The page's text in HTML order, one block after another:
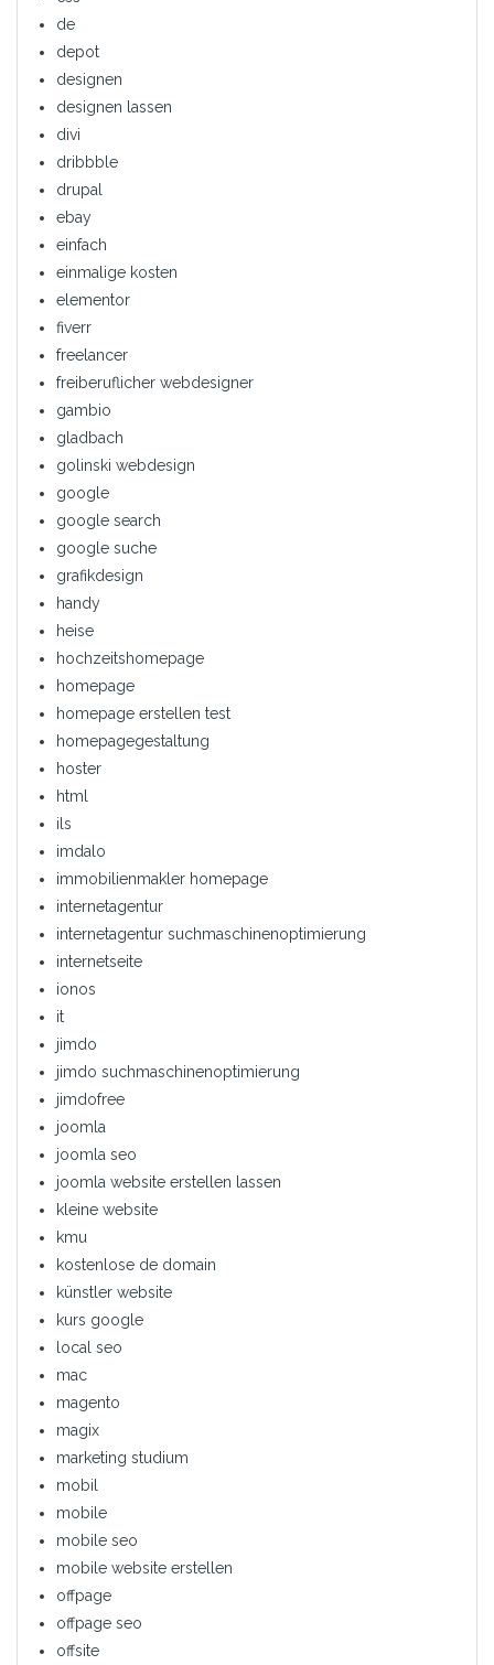
de
depot
designen
designen lassen
divi
dribbble
drupal
ebay
einfach
einmalige kosten
elementor
fiverr
freelancer
freiberuflicher webdesigner
gambio
gladbach
golinski webdesign
google
google search
google suche
grafikdesign
handy
heise
hochzeitshomepage
homepage
homepage erstellen test
homepagegestaltung
hoster
html
ils
imdalo
immobilienmakler homepage
internetagentur
internetagentur suchmaschinenoptimierung
internetseite
ionos
it
jimdo
jimdo suchmaschinenoptimierung
jimdofree
joomla
joomla seo
joomla website erstellen lassen
kleine website
kmu
kostenlose de domain
künstler website
kurs google
local seo
mac
magento
magix
marketing studium
mobil
mobile
mobile seo
mobile website erstellen
offpage
offpage seo
offsite